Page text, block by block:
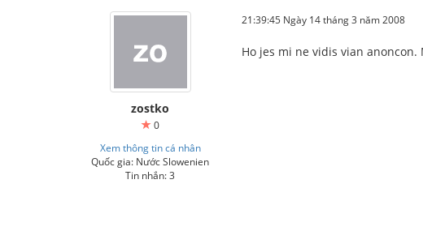
zostko
0
Xem thông tin cá nhân
Quốc gia: Nước Slowenien
Tin nhắn: 3
21:39:45 Ngày 14 tháng 3 năm 2008
Ho jes mi ne vidis vian